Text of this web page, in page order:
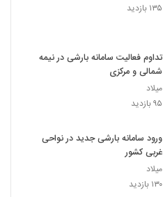
۱۳۵ بازدید
تداوم فعالیت سامانه بارشی در نیمه
شمالی و مرکزی
میلاد
۹۵ بازدید
ورود سامانه بارشی جدید در نواحی
غربی کشور
میلاد
۱۳۰ بازدید